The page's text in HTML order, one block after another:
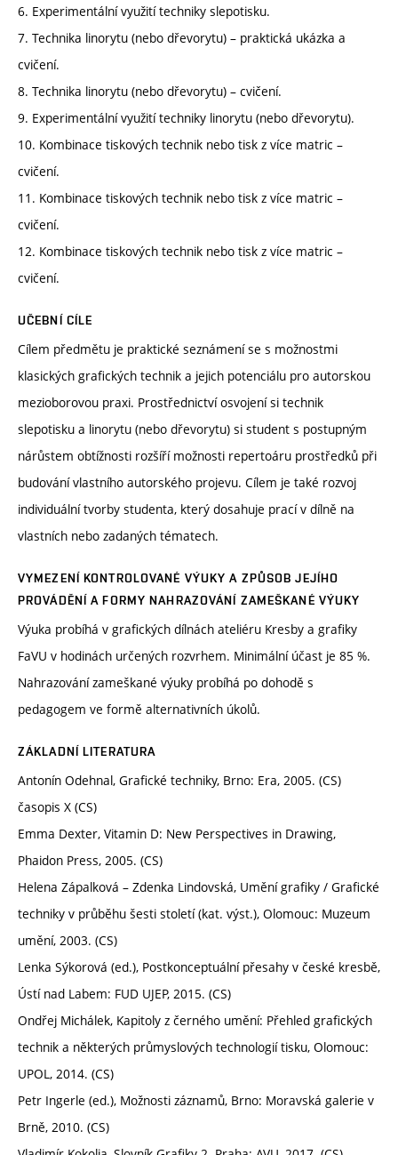
6. Experimentální využití techniky slepotisku.
7. Technika linorytu (nebo dřevorytu) – praktická ukázka a
cvičení.
8. Technika linorytu (nebo dřevorytu) – cvičení.
9. Experimentální využití techniky linorytu (nebo dřevorytu).
10. Kombinace tiskových technik nebo tisk z více matric –
cvičení.
11. Kombinace tiskových technik nebo tisk z více matric –
cvičení.
12. Kombinace tiskových technik nebo tisk z více matric –
cvičení.
UČEBNÍ CÍLE
Cílem předmětu je praktické seznámení se s možnostmi
klasických grafických technik a jejich potenciálu pro autorskou
mezioborovou praxi. Prostřednictví osvojení si technik
slepotisku a linorytu (nebo dřevorytu) si student s postupným
nárůstem obtížnosti rozšíří možnosti repertoáru prostředků při
budování vlastního autorského projevu. Cílem je také rozvoj
individuální tvorby studenta, který dosahuje prací v dílně na
vlastních nebo zadaných tématech.
VYMEZENÍ KONTROLOVANÉ VÝUKY A ZPŮSOB JEJÍHO
PROVÁDĚNÍ A FORMY NAHRAZOVÁNÍ ZAMEŠKANÉ VÝUKY
Výuka probíhá v grafických dílnách ateliéru Kresby a grafiky
FaVU v hodinách určených rozvrhem. Minimální účast je 85 %.
Nahrazování zameškané výuky probíhá po dohodě s
pedagogem ve formě alternativních úkolů.
ZÁKLADNÍ LITERATURA
Antonín Odehnal, Grafické techniky, Brno: Era, 2005. (CS)
časopis X (CS)
Emma Dexter, Vitamin D: New Perspectives in Drawing,
Phaidon Press, 2005. (CS)
Helena Zápalková – Zdenka Lindovská, Umění grafiky / Grafické
techniky v průběhu šesti století (kat. výst.), Olomouc: Muzeum
umění, 2003. (CS)
Lenka Sýkorová (ed.), Postkonceptuální přesahy v české kresbě,
Ústí nad Labem: FUD UJEP, 2015. (CS)
Ondřej Michálek, Kapitoly z černého umění: Přehled grafických
technik a některých průmyslových technologií tisku, Olomouc:
UPOL, 2014. (CS)
Petr Ingerle (ed.), Možnosti záznamů, Brno: Moravská galerie v
Brně, 2010. (CS)